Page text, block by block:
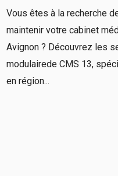
Vous êtes à la recherche
maintenir votre cabinet
Avignon ? Découvrez les
modulairede CMS 13,
en région...